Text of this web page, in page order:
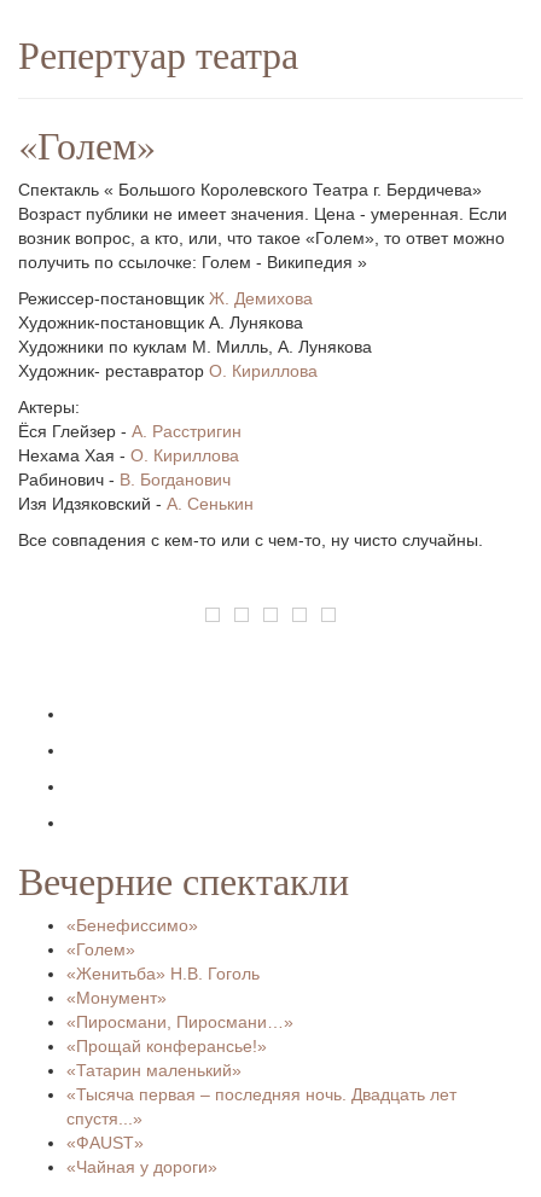
Репертуар театра
«Голем»
Спектакль « Большого Королевского Театра г. Бердичева»
Возраст публики не имеет значения. Цена - умеренная. Если
возник вопрос, а кто, или, что такое «Голем», то ответ можно
получить по ссылочке: Голем - Википедия »
Режиссер-постановщик Ж. Демихова
Художник-постановщик А. Лунякова
Художники по куклам М. Милль, А. Лунякова
Художник- реставратор О. Кириллова
Актеры:
Ёся Глейзер - А. Расстригин
Нехама Хая - О. Кириллова
Рабинович - В. Богданович
Изя Идзяковский - А. Сенькин
Все совпадения с кем-то или с чем-то, ну чисто случайны.
Вечерние спектакли
«Бенефиссимо»
«Голем»
«Женитьба» Н.В. Гоголь
«Монумент»
«Пиросмани, Пиросмани…»
«Прощай конферансье!»
«Татарин маленький»
«Тысяча первая – последняя ночь. Двадцать лет
спустя...»
«ФAUST»
«Чайная у дороги»